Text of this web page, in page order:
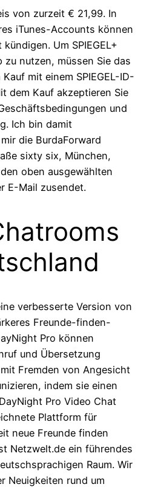
von zurzeit € 21,99. In
iTunes-Accounts können
Um SPIEGEL+
zu nutzen, müssen Sie das
mit einem SPIEGEL-ID-
dem Kauf akzeptieren Sie
und
Ich bin damit
die BurdaForward
sixty six, München,
oben ausgewählten
E-Mail zusendet.
verbesserte Version von
Freunde-finden-
Pro können
und Übersetzung
Fremden von Angesicht
indem sie einen
Pro Video Chat
Plattform für
neue Freunde finden
Netzwelt.de ein führendes
Raum. Wir
Neuigkeiten rund um